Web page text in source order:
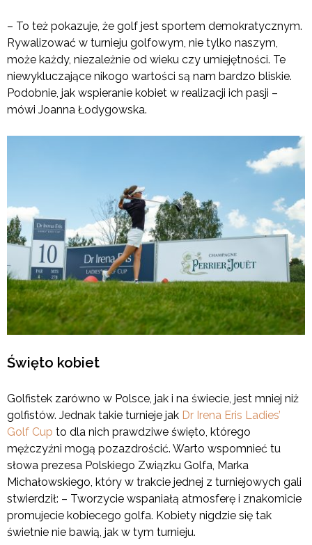
– To też pokazuje, że golf jest sportem demokratycznym.
Rywalizować w turnieju golfowym, nie tylko naszym,
może każdy, niezależnie od wieku czy umiejętności. Te
niewykluczające nikogo wartości są nam bardzo bliskie.
Podobnie, jak wspieranie kobiet w realizacji ich pasji –
mówi Joanna Łodygowska.
Święto kobiet
Golfistek zarówno w Polsce, jak i na świecie, jest mniej niż
golfistów. Jednak takie turnieje jak Dr Irena Eris Ladies’
Golf Cup to dla nich prawdziwe święto, którego
mężczyźni mogą pozazdrościć. Warto wspomnieć tu
słowa prezesa Polskiego Związku Golfa, Marka
Michałowskiego, który w trakcie jednej z turniejowych gali
stwierdził: – Tworzycie wspaniałą atmosferę i znakomicie
promujecie kobiecego golfa. Kobiety nigdzie się tak
świetnie nie bawią, jak w tym turnieju.